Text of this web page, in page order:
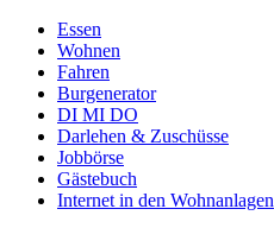
Essen
Wohnen
Fahren
Burgenerator
DI MI DO
Darlehen & Zuschüsse
Jobbörse
Gästebuch
Internet in den Wohnanlagen